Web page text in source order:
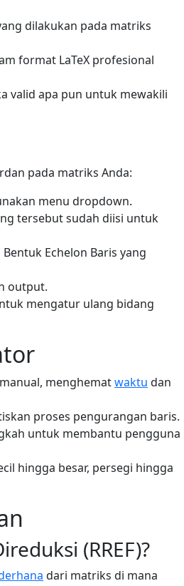
dilakukan pada matriks
format LaTeX profesional
valid apa pun untuk mewakili
pada matriks Anda:
menu dropdown.
tersebut sudah diisi untuk
Echelon Baris yang
output.
mengatur ulang bidang
menghematwaktu dan
proses pengurangan baris.
untuk membantu pengguna
hingga besar, persegi hingga
(RREF)?
dari matriks di mana